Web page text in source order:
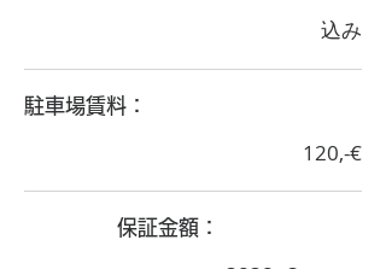
込み
​駐車場賃料：
120,-€
​保証金額：